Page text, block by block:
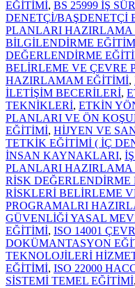
EĞİTİMİ, BS 25999 İŞ
DENETÇİ/BAŞDENETÇİ
PLANLARI HAZIRLAMA
BİLGİLENDİRME
DEĞERLENDİRME
BELİRLEME VE ÇEVRE
HAZIRLAMAM EĞİTİMİ,
İLETİŞİM BECERİLERİ,
TEKNİKLERİ, ETKİN
PLANLARI VE ÖN
EĞİTİMİ, HİJYEN VE
TETKİK EĞİTİMİ ( İÇ
İNSAN KAYNAKLARI,
PLANLARI HAZIRLAMA
RİSK DEĞERLENDİRME
RİSKLERİ BELİRLEME
PROGRAMALRI
GÜVENLİĞİ YASAL
EĞİTİMİ, ISO 14001
DOKÜMANTASYON
TEKNOLOJİLERİ
EĞİTİMİ, ISO 22000
SİSTEMİ TEMEL EĞİTİMİ,